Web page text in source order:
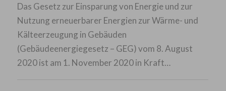
Das Gesetz zur Einsparung von Energie und zur
Nutzung erneuerbarer Energien zur Wärme- und
Kälteerzeugung in Gebäuden
(Gebäudeenergiegesetz – GEG) vom 8. August
2020 ist am 1. November 2020 in Kraft…